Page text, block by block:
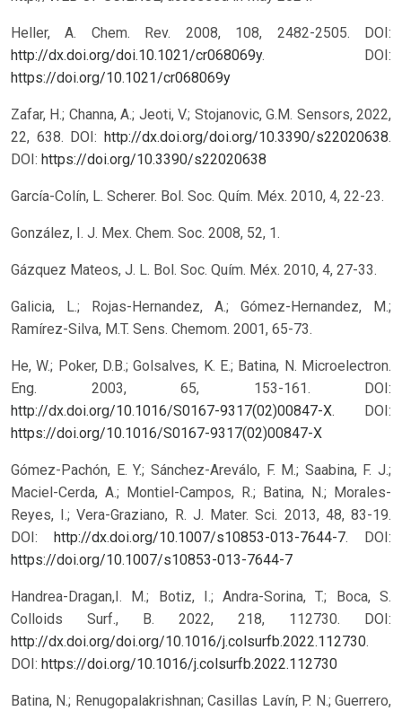
Heller, A. Chem. Rev. 2008, 108, 2482-2505. DOI:
http://dx.doi.org/doi.10.1021/cr068069y.
DOI:
https://doi.org/10.1021/cr068069y
Zafar, H.; Channa, A.; Jeoti, V.; Stojanovic, G.M. Sensors, 2022,
22, 638. DOI: http://dx.doi.org/doi.org/10.3390/s22020638.
DOI: https://doi.org/10.3390/s22020638
García-Colín, L. Scherer. Bol. Soc. Quím. Méx. 2010, 4, 22-23.
González, I. J. Mex. Chem. Soc. 2008, 52, 1.
Gázquez Mateos, J. L. Bol. Soc. Quím. Méx. 2010, 4, 27-33.
Galicia, L.; Rojas-Hernandez, A.; Gómez-Hernandez, M.;
Ramírez-Silva, M.T. Sens. Chemom. 2001, 65-73.
He, W.; Poker, D.B.; Golsalves, K. E.; Batina, N. Microelectron.
Eng. 2003, 65, 153-161. DOI:
http://dx.doi.org/10.1016/S0167-9317(02)00847-X.
DOI:
https://doi.org/10.1016/S0167-9317(02)00847-X
Gómez-Pachón, E. Y.; Sánchez-Areválo, F. M.; Saabina, F. J.;
Maciel-Cerda, A.; Montiel-Campos, R.; Batina, N.; Morales-
Reyes, I.; Vera-Graziano, R. J. Mater. Sci. 2013, 48, 83-19.
DOI:
http://dx.doi.org/10.1007/s10853-013-7644-7.
DOI:
https://doi.org/10.1007/s10853-013-7644-7
Handrea-Dragan,I. M.; Botiz, I.; Andra-Sorina, T.; Boca, S.
Colloids Surf., B. 2022, 218, 112730. DOI:
http://dx.doi.org/doi.org/10.1016/j.colsurfb.2022.112730.
DOI: https://doi.org/10.1016/j.colsurfb.2022.112730
Batina, N.; Renugopalakrishnan; Casillas Lavín, P. N.; Guerrero,